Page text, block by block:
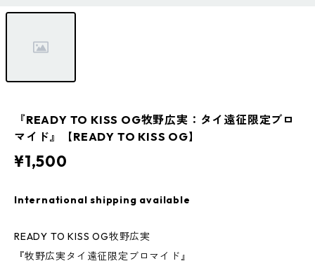
『READY TO KISS OG牧野広実：タイ遠征限定ブロ
マイド』【READY TO KISS OG】
¥1,500
International shipping available
READY TO KISS OG牧野広実
『牧野広実タイ遠征限定ブロマイド』